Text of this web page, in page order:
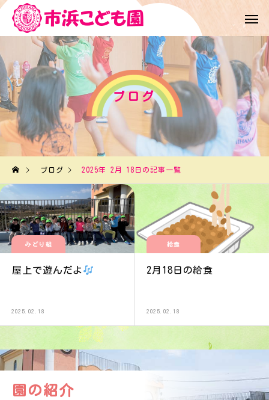
ブログ
ブログ 2025年 2月 18日の記事一覧
みどり組
屋上で遊んだよ
2025.02.18
給食
2月18日の給食
2025.02.18
園の紹介